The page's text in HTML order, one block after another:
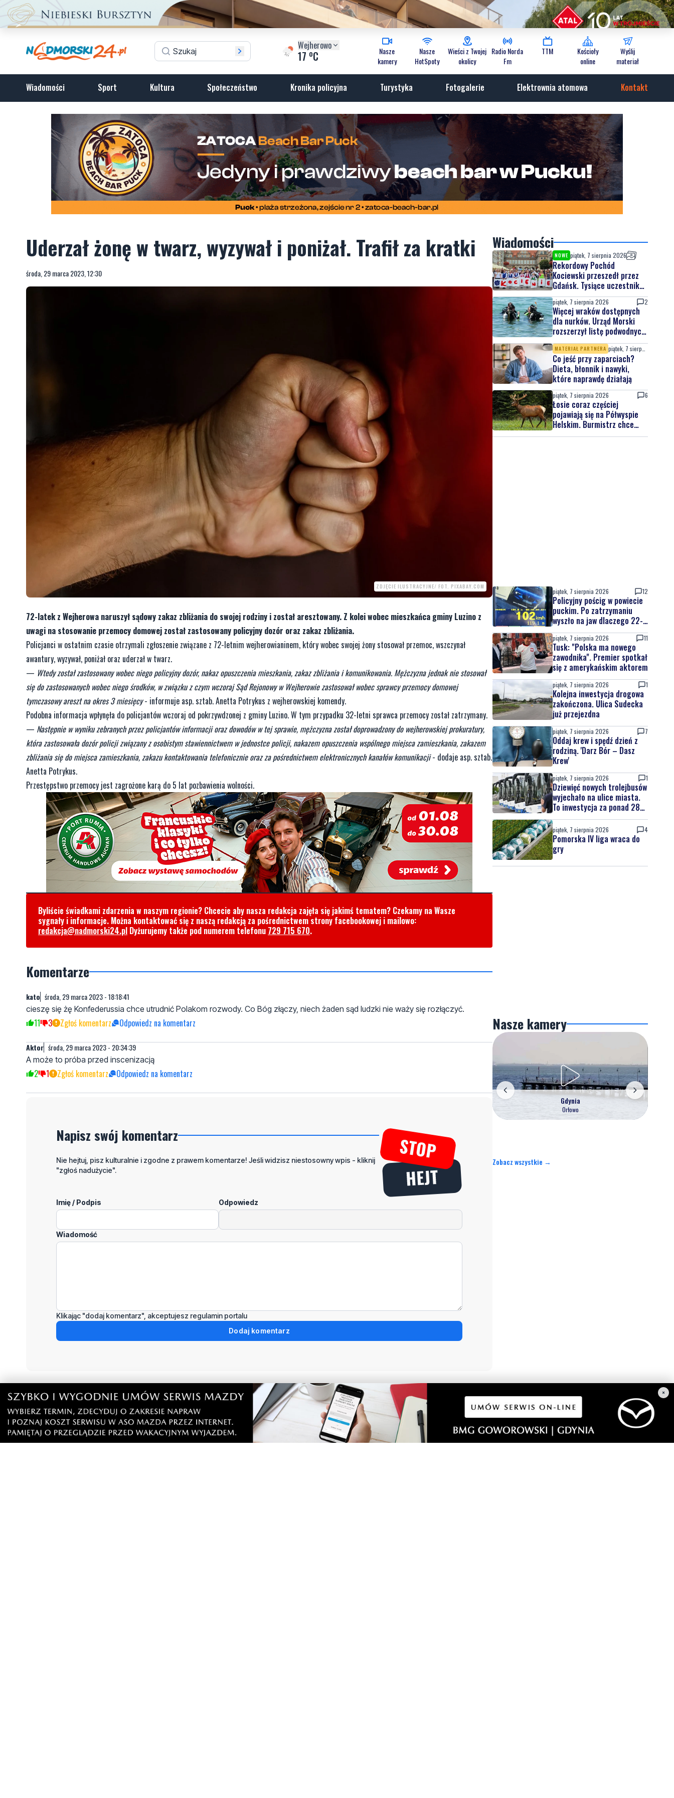
Wejherowo
17 oC
Nasze
kamery
Nasze
HotSpoty
Wieści z Twojej
okolicy
Radio Norda
Fm
TTM
Kościoły
online
Wyślij
materiał
Wiadomości Sport Kultura Społeczeństwo Kronika policyjna Turystyka Fotogalerie Elektrownia atomowa Kontakt
Uderzał żonę w twarz, wyzywał i poniżał. Trafił za kratki
środa, 29 marca 2023, 12:30
ZDJĘCIE ILUSTRACYJNE/ FOT. PIXABAY.COM
72-latek z Wejherowa naruszył sądowy zakaz zbliżania do swojej rodziny i został aresztowany. Z kolei wobec mieszkańca gminy Luzino z
uwagi na stosowanie przemocy domowej został zastosowany policyjny dozór oraz zakaz zbliżania.
Policjanci w ostatnim czasie otrzymali zgłoszenie związane z 72-letnim wejherowianinem, który wobec swojej żony stosował przemoc, wszczynał
awantury, wyzywał, poniżał oraz uderzał w twarz.
— Wtedy został zastosowany wobec niego policyjny dozór, nakaz opuszczenia mieszkania, zakaz zbliżania i komunikowania. Mężczyzna jednak nie stosował
się do zastosowanych wobec niego środków, w związku z czym wczoraj Sąd Rejonowy w Wejherowie zastosował wobec sprawcy przemocy domowej
tymczasowy areszt na okres 3 miesięcy- informuje asp. sztab. Anetta Potrykus z wejherowskiej komendy.
Podobna informacja wpłynęła do policjantów wczoraj od pokrzywdzonej z gminy Luzino. W tym przypadku 32-letni sprawca przemocy został zatrzymany.
— Następnie w wyniku zebranych przez policjantów informacji oraz dowodów w tej sprawie, mężczyzna został doprowadzony do wejherowskiej prokuratury,
która zastosowała dozór policji związany z osobistym stawiennictwem w jednostce policji, nakazem opuszczenia wspólnego miejsca zamieszkania, zakazem
zbliżania się do miejsca zamieszkania, zakazu kontaktowania telefonicznie oraz za pośrednictwem elektronicznych kanałów komunikacji- dodaje asp. sztab.
Anetta Potrykus.
Przestępstwo przemocy jest zagrożone karą do 5 lat pozbawienia wolności.
Byliście świadkami zdarzenia w naszym regionie? Chcecie aby nasza redakcja zajęła się jakimś tematem? Czekamy na Wasze
sygnały i informacje. Można kontaktować się z naszą redakcją za pośrednictwem strony facebookowej i mailowo:
redakcja@nadmorski24.pl Dyżurujemy także pod numerem telefonu 729 715 670.
Komentarze
kato środa, 29 marca 2023 - 18:18:41
cieszę się żę Konfederussia chce utrudnić Polakom rozwody. Co Bóg złączy, niech żaden sąd ludzki nie waży się rozłączyć.
11 3 Zgłoś komentarz Odpowiedz na komentarz
Aktor środa, 29 marca 2023 - 20:34:39
A może to próba przed inscenizacją
2 1 Zgłoś komentarz Odpowiedz na komentarz
Napisz swój komentarz
Nie hejtuj, pisz kulturalnie i zgodne z prawem komentarze! Jeśli widzisz niestosowny wpis - kliknij
"zgłoś nadużycie".
Imię / Podpis Odpowiedz
Wiadomość
Klikając "dodaj komentarz", akceptujesz regulamin portalu
Dodaj komentarz
Podziel się tym artkułem z innymi:
Czytaj również
Wiadomości
NOWE piątek, 7 sierpnia 2026
Rekordowy Pochód
Kociewski przeszedł przez
Gdańsk. Tysiące uczestników
na jubileuszowej edycji
piątek, 7 sierpnia 2026 2
Więcej wraków dostępnych
dla nurków. Urząd Morski
rozszerzył listę podwodnych
atrakcji
MATERIAŁ PARTNERA
Co jeść przy zaparciach?
Dieta, błonnik i nawyki,
które naprawdę działają
piątek, 7 sierpnia 2026 6
Łosie coraz częściej
pojawiają się na Półwyspie
Helskim. Burmistrz chce
nowych znaków drogowych
piątek, 7 sierpnia 2026 12
Policyjny pościg w powiecie
puckim. Po zatrzymaniu
wyszło na jaw dlaczego 22-
latek uciekał
piątek, 7 sierpnia 2026 11
Tusk: "Polska ma nowego
zawodnika". Premier spotkał
się z amerykańskim aktorem
piątek, 7 sierpnia 2026 1
Kolejna inwestycja drogowa
zakończona. Ulica Sudecka
już przejezdna
piątek, 7 sierpnia 2026 7
Oddaj krew i spędź dzień z
rodziną. 'Darz Bór – Dasz
Krew'
piątek, 7 sierpnia 2026 1
Dziewięć nowych trolejbusów
wyjechało na ulice miasta.
To inwestycja za ponad 28
mln zł
piątek, 7 sierpnia 2026 4
Pomorska IV liga wraca do
gry
Nasze kamery
Gdynia
Orłowo
Zobacz wszystkie →
×